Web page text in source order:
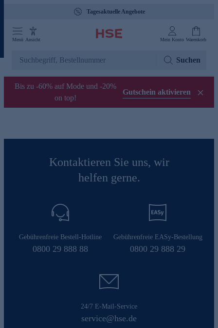
Tagesaktuelle Angebote
Menü Ansicht Mein Konto Warenkorb
Suchen
Bis zu -60% auf Mode und -20%
on top!
Gutschein aktivieren
Kontaktieren Sie uns, wir
helfen gerne.
Gebührenfreie Bestell-Hotline
0800 29 888 88
Gebührenfreie EASy-Bestellung
0800 29 888 29
24/7 E-Mail-Service
service@hse.de